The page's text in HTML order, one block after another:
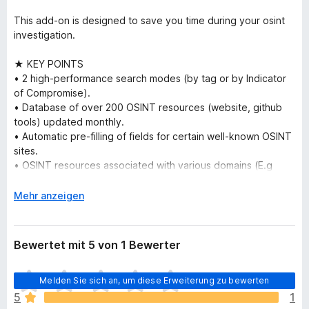
This add-on is designed to save you time during your osint
investigation.
★ KEY POINTS
• 2 high-performance search modes (by tag or by Indicator
of Compromise).
• Database of over 200 OSINT resources (website, github
tools) updated monthly.
• Automatic pre-filling of fields for certain well-known OSINT
sites.
• OSINT resources associated with various domains (E.g
1. Start using it by putting the keyword "so" on your search
2. Then, use one of our 2 search modes:
"france" or "imint").
• By using an Indicator of compromise (E.g. Email address,
A
s
k
l
p
Mehr anzeigen
Bewertet mit 5 von 1 Bewerter
Melden Sie sich an, um diese Erweiterung zu bewerten
E
s
l
5
1